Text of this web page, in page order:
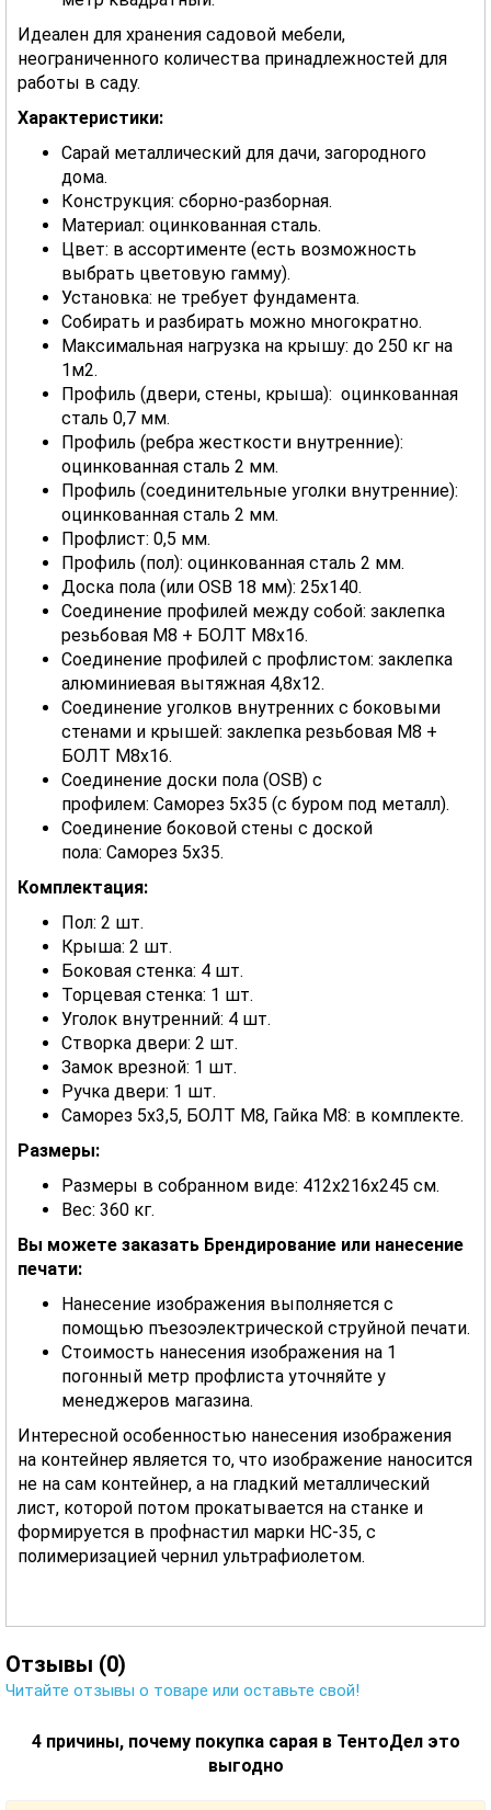
Идеален для хранения садовой мебели,
неограниченного количества принадлежностей для
работы в саду.
Характеристики:
Сарай металлический для дачи, загородного
дома.
Конструкция: сборно-разборная.
Материал: оцинкованная сталь.
Цвет: в ассортименте (есть возможность
выбрать цветовую гамму).
Установка: не требует фундамента.
Собирать и разбирать можно многократно.
Максимальная нагрузка на крышу: до 250 кг на
1м2.
Профиль (двери, стены, крыша): оцинкованная
сталь 0,7 мм.
Профиль (ребра жесткости внутренние):
оцинкованная сталь 2 мм.
Профиль (соединительные уголки внутренние):
оцинкованная сталь 2 мм.
Профлист: 0,5 мм.
Профиль (пол): оцинкованная сталь 2 мм.
Доска пола (или OSB 18 мм): 25х140.
Соединение профилей между собой: заклепка
резьбовая М8 + БОЛТ М8х16.
Соединение профилей с профлистом: заклепка
алюминиевая вытяжная 4,8х12.
Соединение уголков внутренних с боковыми
стенами и крышей: заклепка резьбовая М8 +
БОЛТ М8х16.
Соединение доски пола (OSB) с
профилем: Саморез 5х35 (с буром под металл).
Соединение боковой стены с доской
пола: Саморез 5х35.
Комплектация:
Пол: 2 шт.
Крыша: 2 шт.
Боковая стенка: 4 шт.
Торцевая стенка: 1 шт.
Уголок внутренний: 4 шт.
Створка двери: 2 шт.
Замок врезной: 1 шт.
Ручка двери: 1 шт.
Саморез 5х3,5, БОЛТ М8, Гайка М8: в комплекте.
Размеры:
Размеры в собранном виде: 412х216х245 см.
Вес: 360 кг.
Вы можете заказать Брендирование или нанесение
печати:
Нанесение изображения выполняется с
помощью пъезоэлектрической струйной печати.
Стоимость нанесения изображения на 1
погонный метр профлиста уточняйте у
менеджеров магазина.
Интересной особенностью нанесения изображения
на контейнер является то, что изображение наносится
не на сам контейнер, а на гладкий металлический
лист, которой потом прокатывается на станке и
формируется в профнастил марки НС-35, с
полимеризацией чернил ультрафиолетом.
Отзывы (0)
Читайте отзывы о товаре или оставьте свой!
4 причины, почему покупка сарая в ТентоДел это
выгодно